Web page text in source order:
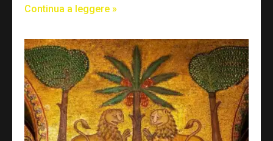
Continua a leggere »